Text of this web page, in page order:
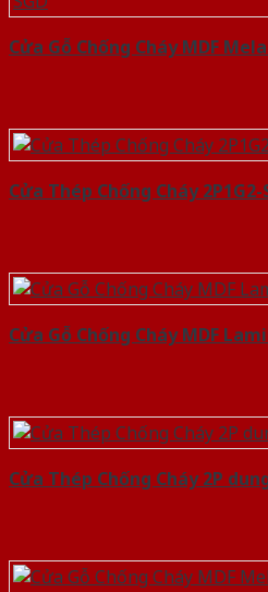
Cửa Gỗ Chống Cháy MDF
Cửa Thép Chống Cháy 2P1G2-
Cửa Gỗ Chống Cháy MDF
Cửa Thép Chống Cháy 2P